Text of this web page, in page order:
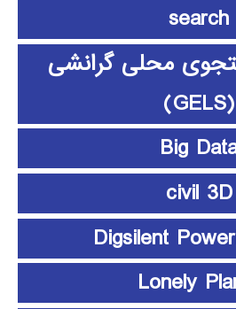
search
محلی گرانشی
(GELS)
Big
civil 3D
Digsilent
Lonely